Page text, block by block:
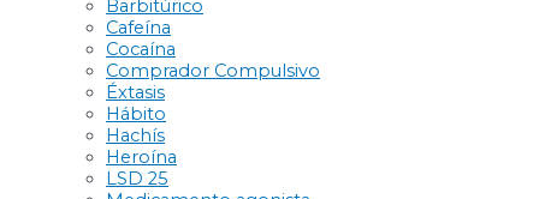
Barbitúrico
Cafeína
Cocaína
Comprador Compulsivo
Éxtasis
Hábito
Hachís
Heroína
LSD 25